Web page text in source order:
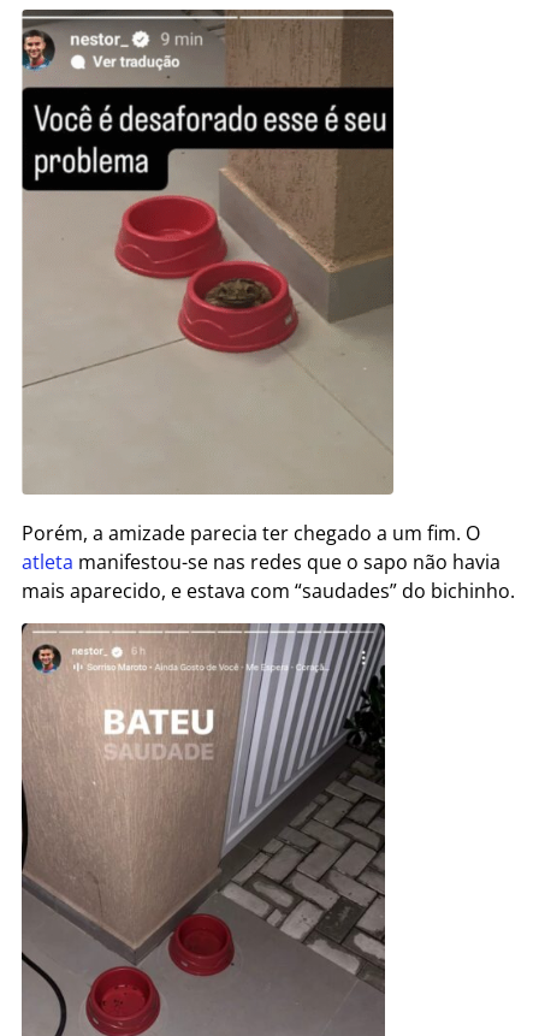
Porém, a amizade parecia ter chegado a um fim. O
atleta manifestou-se nas redes que o sapo não havia
mais aparecido, e estava com “saudades” do bichinho.